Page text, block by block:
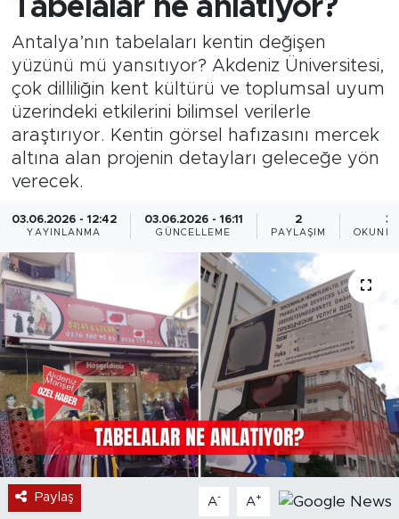
Tabelalar ne anlatıyor?
Antalya’nın tabelaları kentin değişen
yüzünü mü yansıtıyor? Akdeniz Üniversitesi,
çok dilliliğin kent kültürü ve toplumsal uyum
üzerindeki etkilerini bilimsel verilerle
araştırıyor. Kentin görsel hafızasını mercek
altına alan projenin detayları geleceğe yön
verecek.
03.06.2026 - 12:42
YAYINLANMA
03.06.2026 - 16:11
GÜNCELLEME
2
PAYLAŞIM
3
Paylaş A- A+